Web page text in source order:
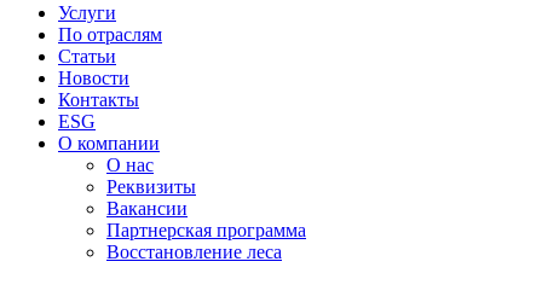
Услуги
По отраслям
Статьи
Новости
Контакты
ESG
О компании
О нас
Реквизиты
Вакансии
Партнерская программа
Восстановление леса